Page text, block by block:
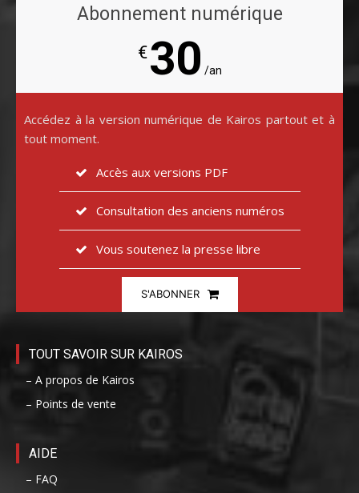
Abonnement numérique
€30 /an
Accédez à la version numérique de Kairos partout et à
tout moment.
Accès aux versions PDF
Consultation des anciens numéros
Vous soutenez la presse libre
S'ABONNER
TOUT SAVOIR SUR KAIROS
– A propos de Kairos
– Points de vente
AIDE
– FAQ